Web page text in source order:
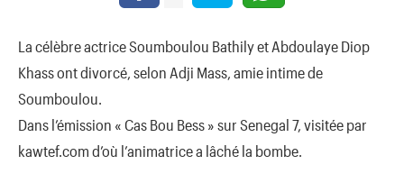
La célèbre actrice Soumboulou Bathily et Abdoulaye Diop
Khass ont divorcé, selon Adji Mass, amie intime de
Soumboulou.
Dans l’émission « Cas Bou Bess » sur Senegal 7, visitée par
kawtef.com d’où l’animatrice a lâché la bombe.